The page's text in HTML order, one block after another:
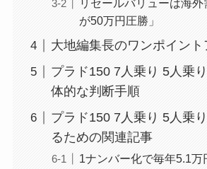
が50万円圧勝」
大地編集長のワンポイント
プラド150 7人乗り 5人乗
体的な判断手順
プラド150 7人乗り 5人乗
るための関連記事
1ナンバー化で毎年5.1万